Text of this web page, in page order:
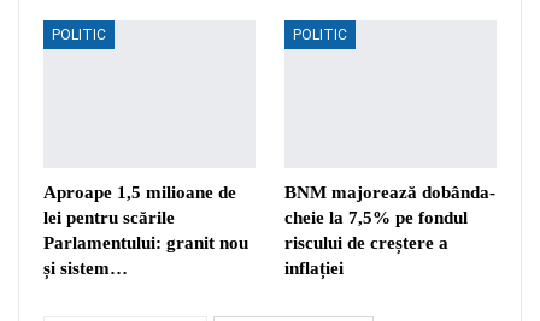
POLITIC
Aproape 1,5 milioane de
lei pentru scările
Parlamentului: granit nou
și sistem…
POLITIC
BNM majorează dobânda-
cheie la 7,5% pe fondul
riscului de creștere a
inflației